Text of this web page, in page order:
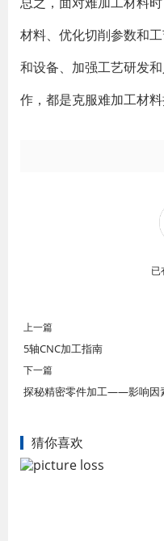
材料、优化切削参数和
和设备、加强工艺研发
作，都是克服难加工材料
已
上一篇
5轴CNC加工指南
下一篇
探秘精密零件加工——影响因
猜你喜欢